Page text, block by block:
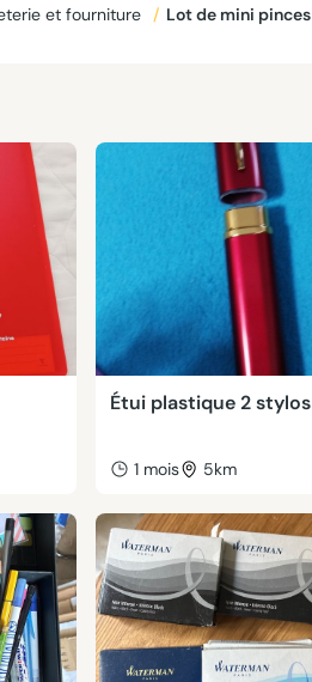
et fourniture / Lot de mini pinces
Étui plastique 2 stylos
1 mois 5km